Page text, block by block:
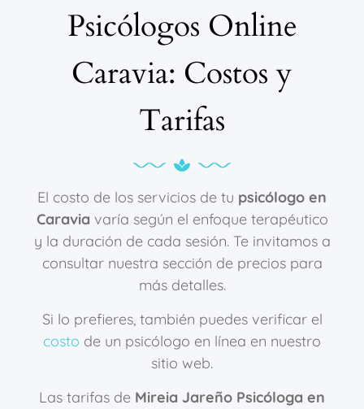
Psicólogos Online
Caravia: Costos y
Tarifas
El costo de los servicios de tu psicólogo en
Caravia varía según el enfoque terapéutico
y la duración de cada sesión. Te invitamos a
consultar nuestra sección de precios para
más detalles.
Si lo prefieres, también puedes verificar el
costo de un psicólogo en línea en nuestro
sitio web.
Las tarifas de Mireia Jareño Psicóloga en